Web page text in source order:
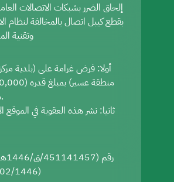
إلحاق الضرر بشبكات الاتصالات
بقطع كيبل اتصال بالمخالفة لنظام
وتقنية
أولا: فرض غرامة على (بلدية مركز
سعودي.
ثانيا: نشر هذه العقوبة في الموقع
رقم
(17/02/1446هـ)